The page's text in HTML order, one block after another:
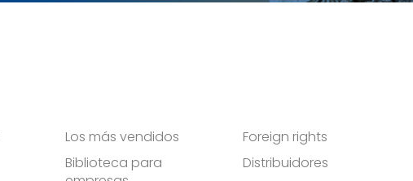
Los más vendidos
Biblioteca para
Foreign rights
Distribuidores